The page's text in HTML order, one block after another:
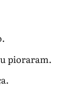
com os
pioraram.